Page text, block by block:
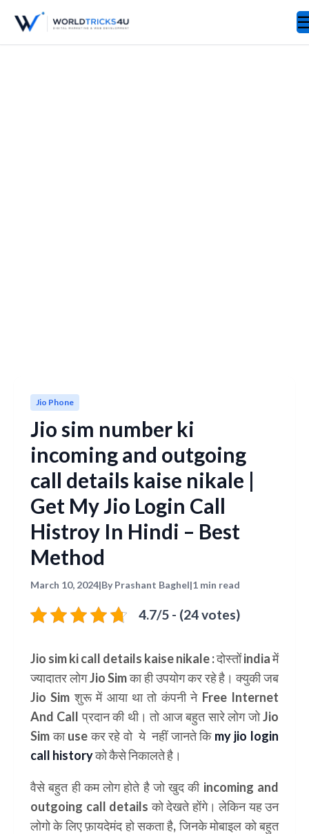
Jio Phone
Jio sim number ki
incoming and outgoing
call details kaise nikale |
Get My Jio Login Call
Histroy In Hindi – Best
Method
March 10, 2024|By Prashant Baghel|1 min read
4.7/5 - (24 votes)
Jio sim ki call details kaise nikale :दोस्तों india में
ज्यादातर लोग Jio Sim का ही उपयोग कर रहे है। क्युकी जब
Jio Sim शुरू में आया था तो कंपनी ने Free Internet
And Callप्रदान की थी। तो आज बहुत सारे लोग जो Jio
Sim का use कर रहे वो ये नहीं जानते कि my jio login
call historyको कैसे निकालते है।
वैसे बहुत ही कम लोग होते है जो खुद की incoming and
outgoing call details को देखते होंगे। लेकिन यह उन
लोगो के लिए फ़ायदेमंद हो सकता है, जिनके मोबाइल को बहुत